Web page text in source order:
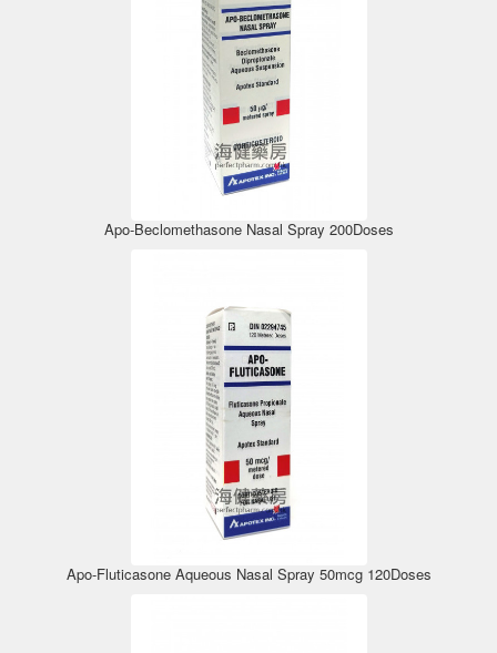
Apo-Beclomethasone Nasal Spray 200Doses
Apo-Fluticasone Aqueous Nasal Spray 50mcg 120Doses